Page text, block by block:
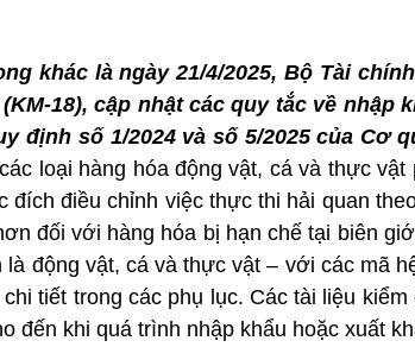
khác là ngày 21/4/2025, Bộ Tài
18), cập nhật các quy tắc về nhập
định số 1/2024 và số 5/2025 của Cơ
loại hàng hóa động vật, cá và thực
đích điều chỉnh việc thực thi hải quan
đối với hàng hóa bị hạn chế tại biên
là động vật, cá và thực vật – với các mã
tiết trong các phụ lục. Các tài liệu
đến khi quá trình nhập khẩu hoặc xuất